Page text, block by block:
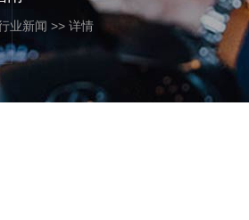
业新闻 >> 详情